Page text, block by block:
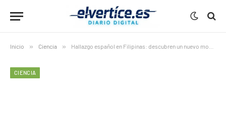
Inicio » Ciencia » Hallazgo español en Filipinas: descubren un nuevo modelo reproductivo en ranas
CIENCIA